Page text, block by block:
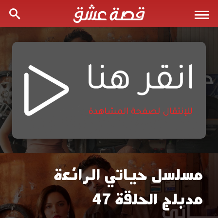
مسلسل
حياتي
مسلسل حياتي الرائعة
مدبلج الحلقة 47